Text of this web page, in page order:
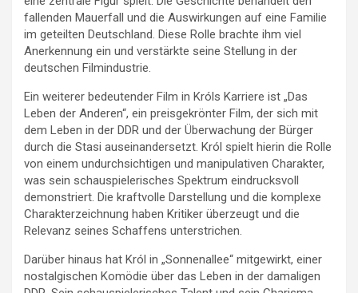
fallenden Mauerfall und die Auswirkungen auf eine Familie
im geteilten Deutschland. Diese Rolle brachte ihm viel
Anerkennung ein und verstärkte seine Stellung in der
deutschen Filmindustrie.
Ein weiterer bedeutender Film in Króls Karriere ist „Das
Leben der Anderen“, ein preisgekrönter Film, der sich mit
dem Leben in der DDR und der Überwachung der Bürger
durch die Stasi auseinandersetzt. Król spielt hierin die Rolle
von einem undurchsichtigen und manipulativen Charakter,
was sein schauspielerisches Spektrum eindrucksvoll
demonstriert. Die kraftvolle Darstellung und die komplexe
Charakterzeichnung haben Kritiker überzeugt und die
Relevanz seines Schaffens unterstrichen.
Darüber hinaus hat Król in „Sonnenallee“ mitgewirkt, einer
nostalgischen Komödie über das Leben in der damaligen